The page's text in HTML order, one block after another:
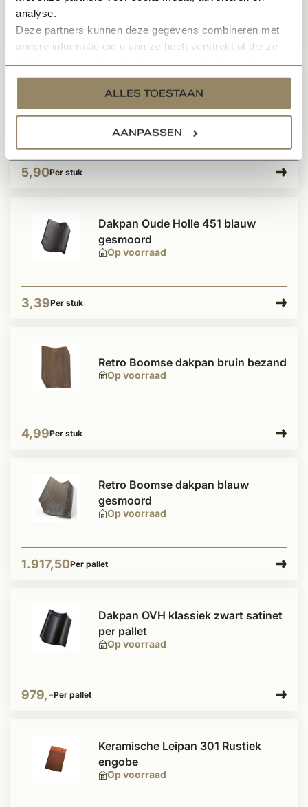
analyse.
Deze partners kunnen deze gegevens combineren met
andere informatie die u aan ze heeft verstrekt of die ze
services.
ALLES TOESTAAN
AANPASSEN
1.621,-Per pallet
Retro Boomse dakpan blauw
gesmoord
5,90Per stuk
Op voorraad
Dakpan Oude Holle 451 blauw
gesmoord
3,39Per stuk
Op voorraad
Retro Boomse dakpan bruin bezand
4,99Per stuk
Op voorraad
Retro Boomse dakpan blauw
gesmoord
1.917,50Per pallet
Op voorraad
Dakpan OVH klassiek zwart satinet
per pallet
979,-Per pallet
Op voorraad
Keramische Leipan 301 Rustiek
engobe